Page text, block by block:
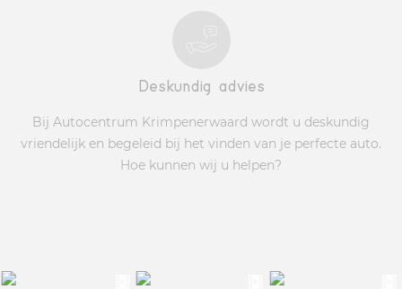
Deskundig advies
Bij Autocentrum Krimpenerwaard wordt u deskundig
vriendelijk en begeleid bij het vinden van je perfecte auto.
Hoe kunnen wij u helpen?